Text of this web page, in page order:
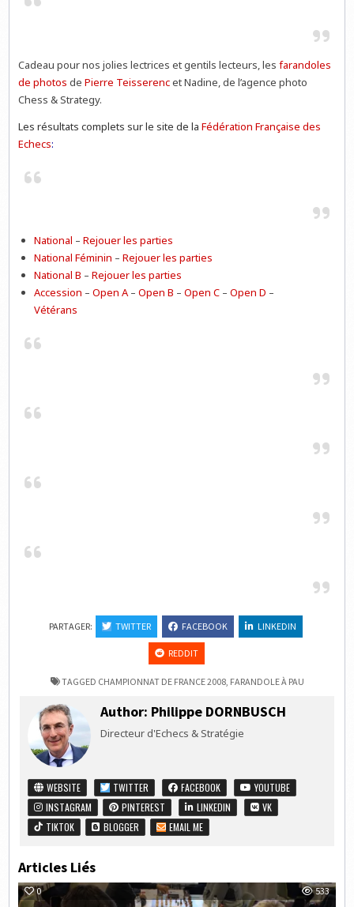
Cadeau pour nos jolies lectrices et gentils lecteurs, lesfarandoles
de photos dePierre Teisserencet Nadine, de l’agence photo
Chess & Strategy.
Les résultats complets sur le site de la Fédération Française des
Echecs:
National –Rejouer les parties
National Féminin –Rejouer les parties
National B –Rejouer les parties
Accession –Open A–Open B –Open C –Open D –
Vétérans
PARTAGER: TWITTER FACEBOOK LINKEDIN
REDDIT
TAGGED CHAMPIONNAT DE FRANCE 2008, FARANDOLE À PAU
Author: Philippe DORNBUSCH
Directeur d'Echecs & Stratégie
WEBSITE TWITTER FACEBOOK
YOUTUBE
INSTAGRAM
PINTEREST LINKEDIN
VK
TIKTOK
BLOGGER EMAIL ME
Articles Liés
0 533